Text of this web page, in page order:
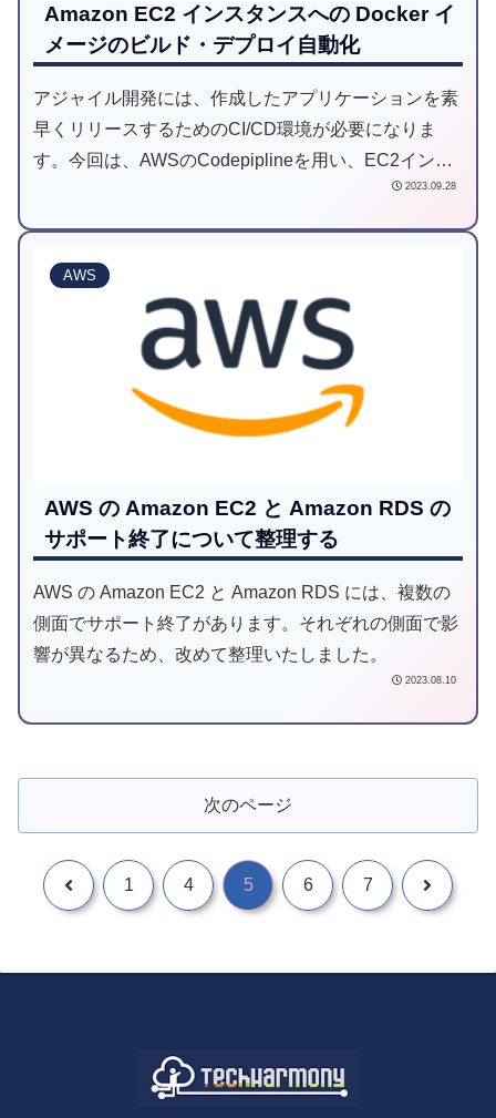
Amazon EC2 インスタンスへの Docker イ
メージのビルド・デプロイ自動化
アジャイル開発には、作成したアプリケーションを素
早くリリースするためのCI/CD環境が必要になりま
す。今回は、AWSのCodepiplineを用い、EC2インス
タンスへDockerイメージをビルドし自動デプロイする
2023.09.28
AWS
AWS の Amazon EC2 と Amazon RDS の
サポート終了について整理する
AWS の Amazon EC2 と Amazon RDS には、複数の
側面でサポート終了があります。それぞれの側面で影
響が異なるため、改めて整理いたしました。
2023.08.10
次のページ
1 4 5 6 7